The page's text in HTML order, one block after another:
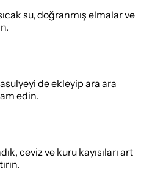
su, doğranmış elmalar ve
de ekleyip ara ara
edin.
ceviz ve kuru kayısıları art